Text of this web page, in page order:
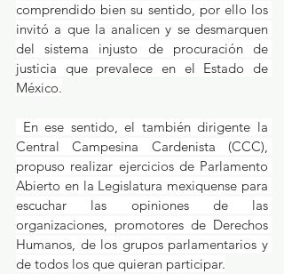
comprendido bien su sentido, por ello los
invitó a que la analicen y se desmarquen
del sistema injusto de procuración de
justicia que prevalece en el Estado de
México.
Central Campesina Cardenista (CCC),
propuso realizar ejercicios de Parlamento
Abierto en la Legislatura mexiquense para
escuchar las opiniones de las
organizaciones, promotores de Derechos
Humanos, de los grupos parlamentarios y
de todos los que quieran participar.